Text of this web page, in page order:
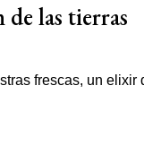
las tierras